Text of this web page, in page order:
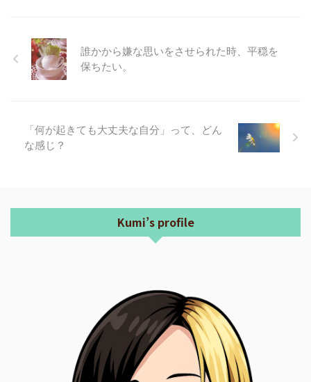
誰かから嫌な思いをさせられた時、平穏を
保ちたい。
「何が起きても大丈夫な自分」って、どん
な感じ？
Kumi’s profile